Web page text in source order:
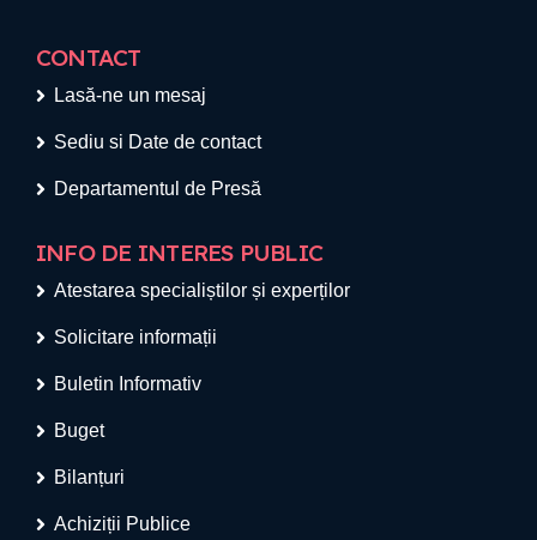
CONTACT
Lasă-ne un mesaj
Sediu si Date de contact
Departamentul de Presă
INFO DE INTERES PUBLIC
Atestarea specialiștilor și experților
Solicitare informații
Buletin Informativ
Buget
Bilanțuri
Achiziții Publice